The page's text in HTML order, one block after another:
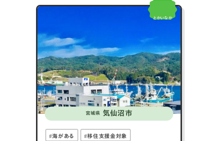
宮城県 気仙沼市
とかいなか
海がある 移住支援金対象